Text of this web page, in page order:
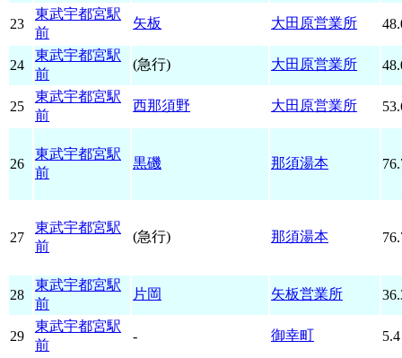
23
東武宇都宮駅
前
矢板 大田原営業所
24
東武宇都宮駅
前
(急行) 大田原営業所
25
東武宇都宮駅
前
西那須野 大田原営業所
26
東武宇都宮駅
前
黒磯 那須湯本
27
東武宇都宮駅
前
(急行) 那須湯本
28
東武宇都宮駅
前
片岡 矢板営業所
29
東武宇都宮駅
前
- 御幸町 5.4